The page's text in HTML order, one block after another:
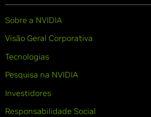
Sobre a NVIDIA
Visão Geral Corporativa
Tecnologias
Pesquisa na NVIDIA
Investidores
Responsabilidade Social